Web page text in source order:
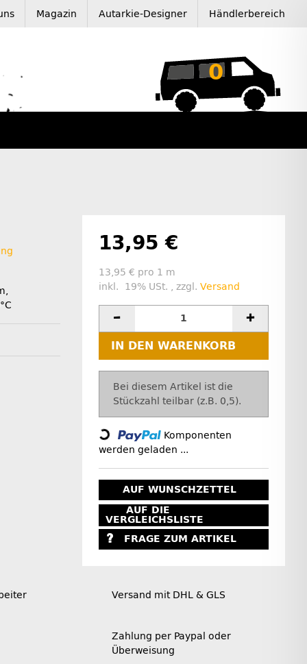
Magazin Autarkie-Designer Händlerbereich
0
13,95 €
13,95 € pro 1 m
inkl. 19% USt. , zzgl. Versand
IN DEN WARENKORB
x
Bei diesem Artikel ist die
Stückzahl teilbar (z.B. 0,5).
Loading...
Komponenten
werden geladen ...
AUF WUNSCHZETTEL
AUF DIE
VERGLEICHSLISTE
FRAGE ZUM ARTIKEL
Versand mit DHL & GLS
Zahlung per Paypal oder
Überweisung